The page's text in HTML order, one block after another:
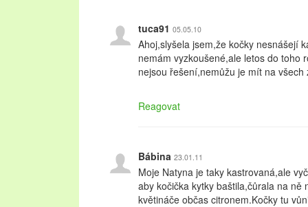
tuca91 05.05.10
Ahoj,slyšela jsem,že kočky nesnášejí
nemám vyzkoušené,ale letos do toho
nejsou řešení,nemůžu je mít na všech
Reagovat
Bábina 23.01.11
Moje Natyna je taky kastrovaná,ale
aby kočička kytky baštila,čůrala na
květináče občas citronem.Kočky tu